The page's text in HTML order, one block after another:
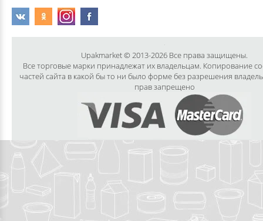
Upakmarket © 2013-2026 Все права защищены.
Все торговые марки принадлежат их владельцам. Копирование
частей сайта в какой бы то ни было форме без разрешения
прав запрещено